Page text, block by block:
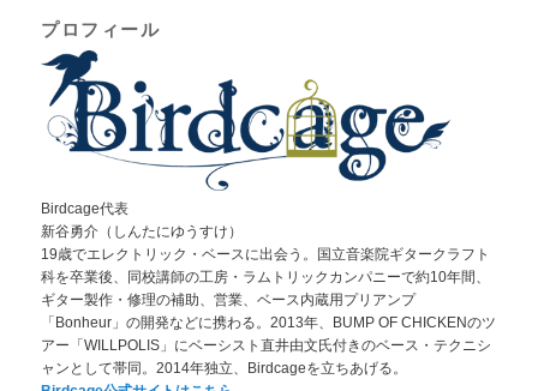
ビ
ゲ
ー
シ
ョ
プロフィール
Birdcage代表
新谷勇介（しんたにゆうすけ）
19歳でエレクトリック・ベースに出会う。国立音楽院ギタークラフト
科を卒業後、同校講師の工房・ラムトリックカンパニーで約10年間、
ギター製作・修理の補助、営業、ベース内蔵用プリアンプ
「Bonheur」の開発などに携わる。2013年、BUMP OF CHICKENのツ
アー「WILLPOLIS」にベーシスト直井由文氏付きのベース・テクニシ
ャンとして帯同。2014年独立、Birdcageを立ちあげる。